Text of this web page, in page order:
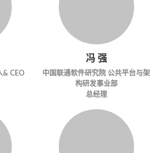
& CEO
冯 强
中国联通软件研究院 公共平台与架
构研发事业部
总经理